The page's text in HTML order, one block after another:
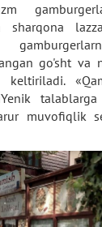
sharqona
go'sht va
keltiriladi.
muvofiqlik